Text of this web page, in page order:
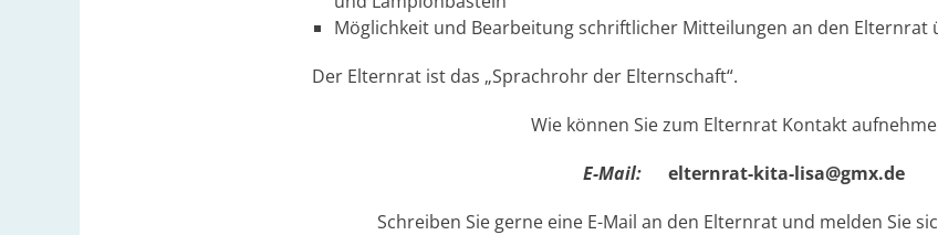
Möglichkeit und Bearbeitung schriftlicher Mitteilungen an den Elternrat
Der Elternrat ist das „Sprachrohr der Elternschaft“.
Wie können Sie zum Elternrat Kontakt
E-Mail:elternrat-kita-lisa@gmx.de
Schreiben Sie gerne eine E-Mail an den Elternrat und melden Sie